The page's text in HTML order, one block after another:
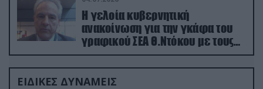
Η γελοία κυβερνητική
ανακοίνωση για την γκάφα του
γραφικού ΣΕΑ Θ.Ντόκου με τους
Ρώσους φαρσέρ
ΕΙΔΙΚΕΣ ΔΥΝΑΜΕΙΣ